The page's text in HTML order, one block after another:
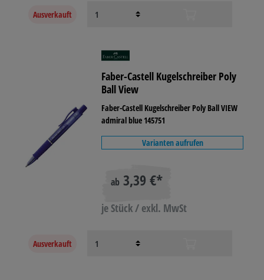
Ausverkauft
Faber-Castell Kugelschreiber Poly
Ball View
Faber-Castell Kugelschreiber Poly Ball VIEW
admiral blue 145751
Varianten aufrufen
ab 3,39 €*
je Stück / exkl. MwSt
Ausverkauft